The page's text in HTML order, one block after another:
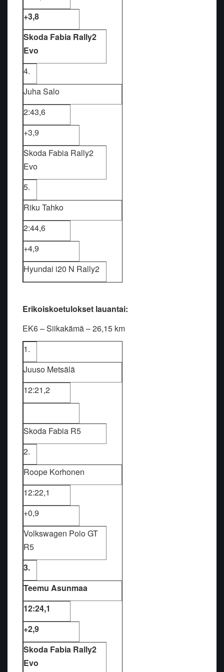
+3,8
Skoda Fabia Rally2
Evo
4.
Juha Salo
2:43,6
+3,9
Skoda Fabia Rally2
Evo
5.
Riku Tahko
2:44,6
+4,9
Hyundai i20 N Rally2
Erikoiskoetulokset lauantai:
EK6 – Siikakämä – 26,15 km
1.
Juuso Metsälä
12:21,2
Skoda Fabia R5
2.
Roope Korhonen
12:22,1
+0,9
Volkswagen Polo GT
R5
3.
Teemu Asunmaa
12:24,1
+2,9
Skoda Fabia Rally2
Evo